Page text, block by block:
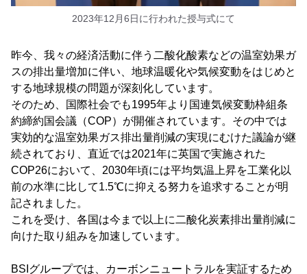
2023年12月6日に行われた授与式にて
昨今、我々の経済活動に伴う二酸化酸素などの温室効果ガ
スの排出量増加に伴い、地球温暖化や気候変動をはじめと
する地球規模の問題が深刻化しています。
そのため、国際社会でも1995年より国連気候変動枠組条
約締約国会議（COP）が開催されています。その中では
実効的な温室効果ガス排出量削減の実現にむけた議論が継
続されており、直近では2021年に英国で実施された
COP26において、2030年頃には平均気温上昇を工業化以
前の水準に比して1.5℃に抑える努力を追求することが明
記されました。
これを受け、各国は今まで以上に二酸化炭素排出量削減に
向けた取り組みを加速しています。
BSIグループでは、カーボンニュートラルを実証するため